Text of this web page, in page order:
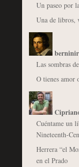
Un paseo por
Una de libros,
Las sombras
O tienes amor
Cuéntame un
Nineteenth-
Herrera “el
en el Prado